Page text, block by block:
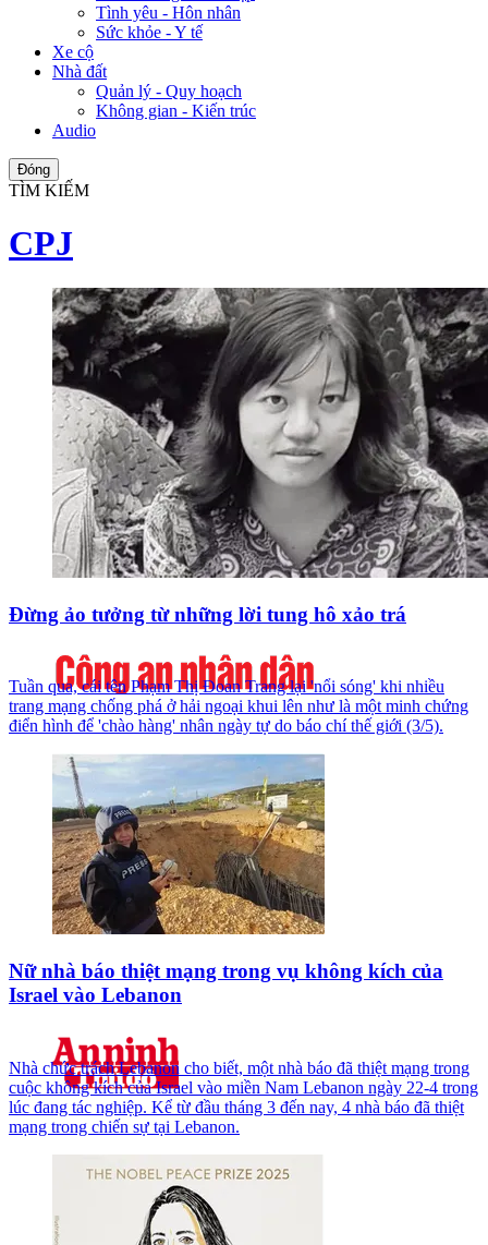
Tình yêu - Hôn nhân
Sức khỏe - Y tế
Xe cộ
Nhà đất
Quản lý - Quy hoạch
Không gian - Kiến trúc
Audio
Đóng
TÌM KIẾM
CPJ
Đừng ảo tưởng từ những lời tung hô xảo trá
Tuần qua, cái tên Phạm Thị Đoan Trang lại 'nổi sóng' khi nhiều
trang mạng chống phá ở hải ngoại khui lên như là một minh chứng
điển hình để 'chào hàng' nhân ngày tự do báo chí thế giới (3/5).
Nữ nhà báo thiệt mạng trong vụ không kích của
Israel vào Lebanon
Nhà chức trách Lebanon cho biết, một nhà báo đã thiệt mạng trong
cuộc không kích của Israel vào miền Nam Lebanon ngày 22-4 trong
lúc đang tác nghiệp. Kể từ đầu tháng 3 đến nay, 4 nhà báo đã thiệt
mạng trong chiến sự tại Lebanon.